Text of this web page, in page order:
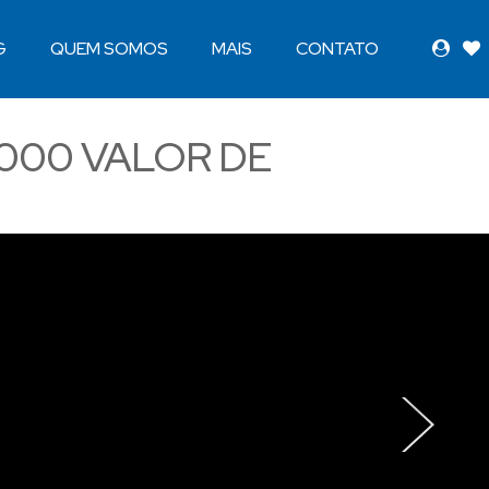
CONTATO
MAIS
QUEM SOMOS
VALOR DE
›